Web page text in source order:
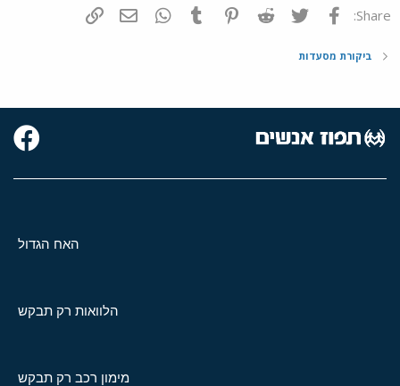
Share: פייסבוק Twitter
Reddit
Pinterest
Tumblr
WhatsAppדואר אלקטרוני
ביקורת מסעדות
האח הגדול
הלוואות רק תבקש
מימון רכב רק תבקש